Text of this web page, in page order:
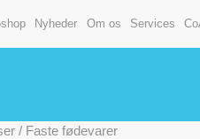
Nyheder Om os Services
/ Faste fødevarer